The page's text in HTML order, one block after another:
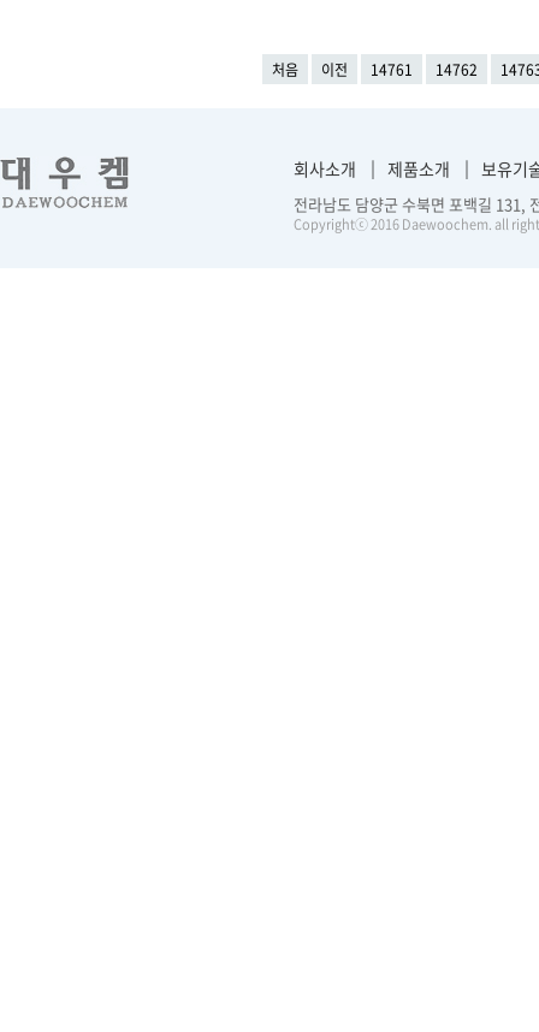
처음 이전 14761 14762
회사소개 제품소개 보유기
전라남도 담양군 수북면 포백길
Copyrightⓒ 2016 Daewoochem. all